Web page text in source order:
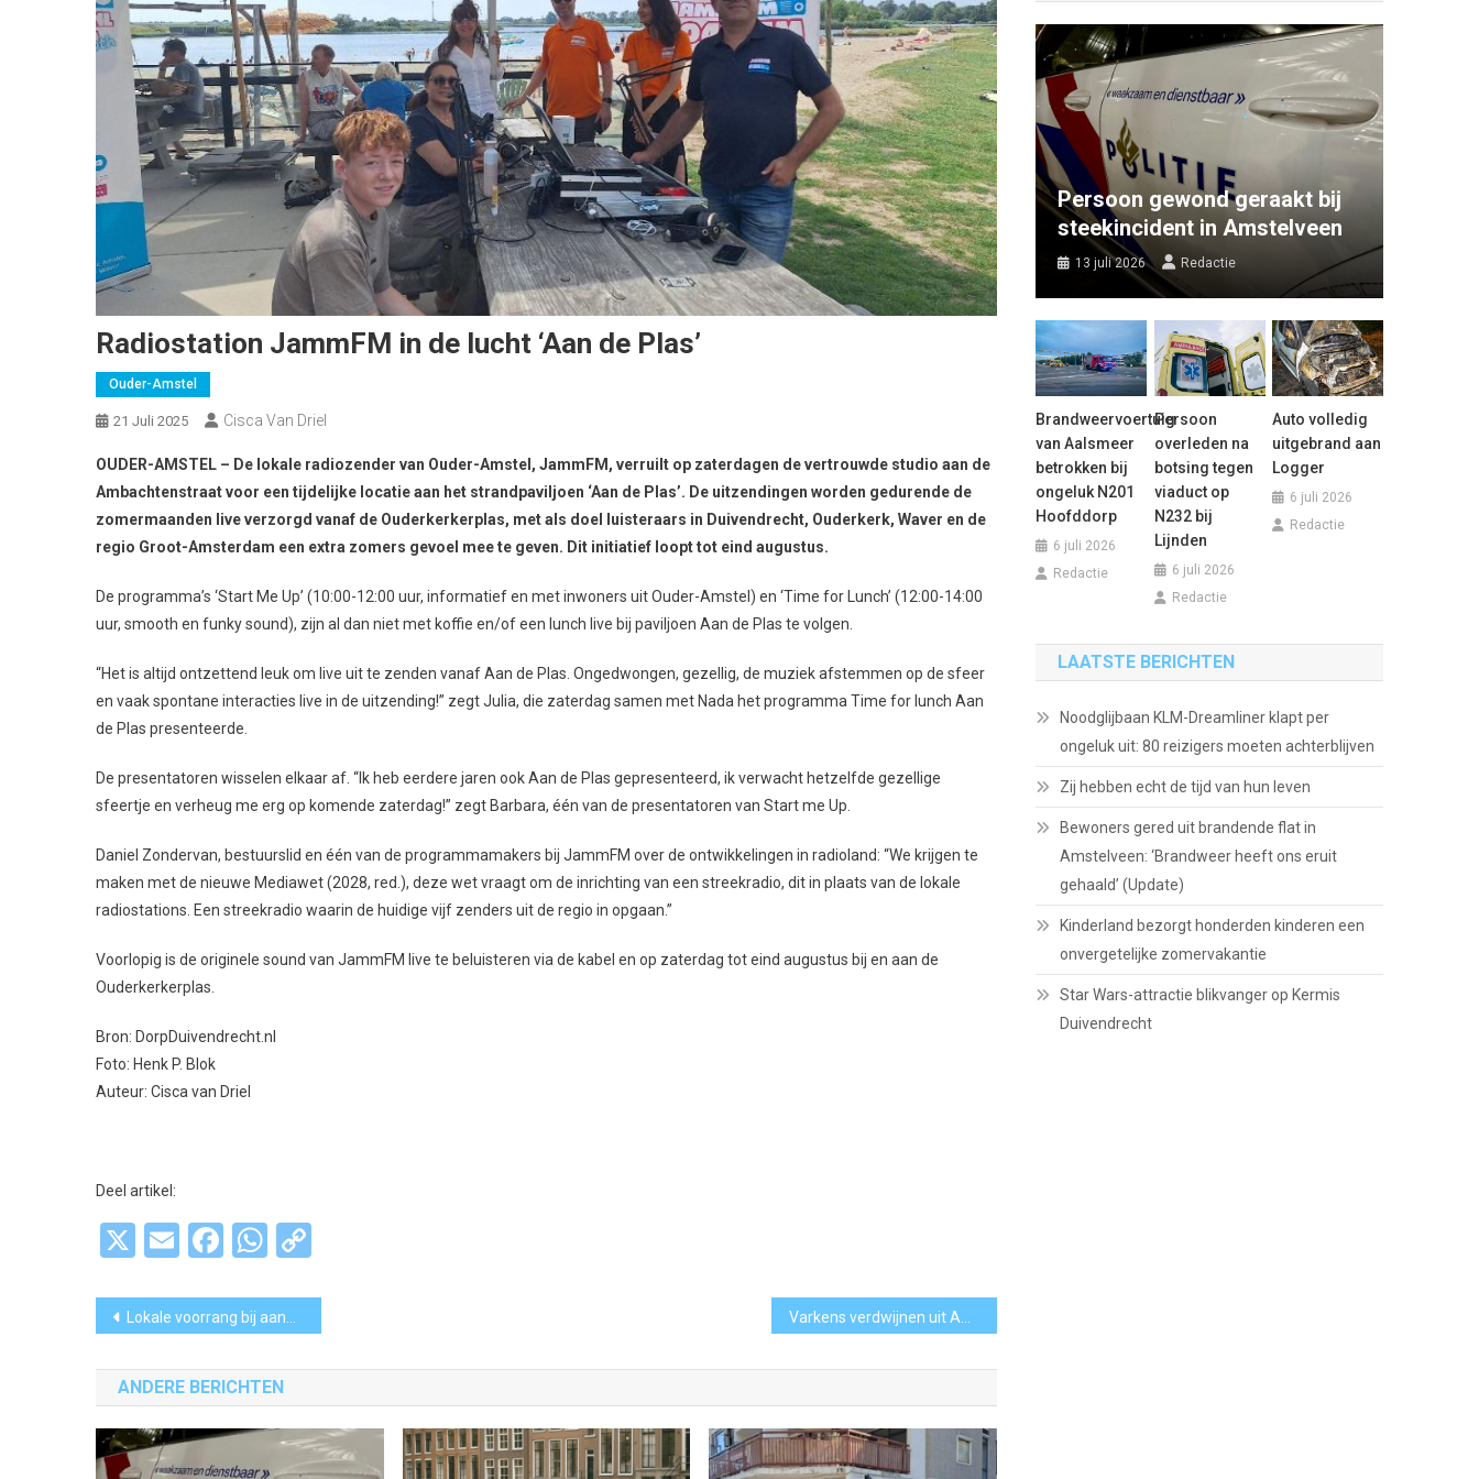
Radiostation JammFM in de lucht ‘Aan de Plas’
Ouder-Amstel
21 Juli 2025 Cisca Van Driel
OUDER-AMSTEL – De lokale radiozender van Ouder-Amstel, JammFM, verruilt op zaterdagen de vertrouwde studio aan de
Ambachtenstraat voor een tijdelijke locatie aan het strandpaviljoen ‘Aan de Plas’. De uitzendingen worden gedurende de
zomermaanden live verzorgd vanaf de Ouderkerkerplas, met als doel luisteraars in Duivendrecht, Ouderkerk, Waver en de
regio Groot-Amsterdam een extra zomers gevoel mee te geven. Dit initiatief loopt tot eind augustus.
De programma’s ‘Start Me Up’ (10:00-12:00 uur, informatief en met inwoners uit Ouder-Amstel) en ‘Time for Lunch’ (12:00-14:00
uur, smooth en funky sound), zijn al dan niet met koffie en/of een lunch live bij paviljoen Aan de Plas te volgen.
“Het is altijd ontzettend leuk om live uit te zenden vanaf Aan de Plas. Ongedwongen, gezellig, de muziek afstemmen op de sfeer
en vaak spontane interacties live in de uitzending!” zegt Julia, die zaterdag samen met Nada het programma Time for lunch Aan
de Plas presenteerde.
De presentatoren wisselen elkaar af. “Ik heb eerdere jaren ook Aan de Plas gepresenteerd, ik verwacht hetzelfde gezellige
sfeertje en verheug me erg op komende zaterdag!” zegt Barbara, één van de presentatoren van Start me Up.
Daniel Zondervan, bestuurslid en één van de programmamakers bij JammFM over de ontwikkelingen in radioland: “We krijgen te
maken met de nieuwe Mediawet (2028, red.), deze wet vraagt om de inrichting van een streekradio, dit in plaats van de lokale
radiostations. Een streekradio waarin de huidige vijf zenders uit de regio in opgaan.”
Voorlopig is de originele sound van JammFM live te beluisteren via de kabel en op zaterdag tot eind augustus bij en aan de
Ouderkerkerplas.
Bron: DorpDuivendrecht.nl
Foto: Henk P. Blok
Auteur: Cisca van Driel
Deel artikel:
X EmailFacebook
WhatsApp
Bericht
navigatie
Lokale voorrang bij aanvraag sociale huurwoning
ANDERE BERICHTEN
Persoon gewond geraakt bij
steekincident in Amstelveen
13 juli 2026 Redactie
Brandweervoertuig
van Aalsmeer
betrokken bij
ongeluk N201
Hoofddorp
6 juli 2026
Redactie
Persoon
overleden na
botsing tegen
viaduct op
N232 bij
Lijnden
6 juli 2026
Redactie
Auto volledig
uitgebrand aan
Logger
6 juli 2026
Redactie
LAATSTE BERICHTEN
Noodglijbaan KLM-Dreamliner klapt per
ongeluk uit: 80 reizigers moeten achterblijven
Zij hebben echt de tijd van hun leven
Bewoners gered uit brandende flat in
Amstelveen: ‘Brandweer heeft ons eruit
gehaald’ (Update)
Kinderland bezorgt honderden kinderen een
onvergetelijke zomervakantie
Star Wars-attractie blikvanger op Kermis
Duivendrecht